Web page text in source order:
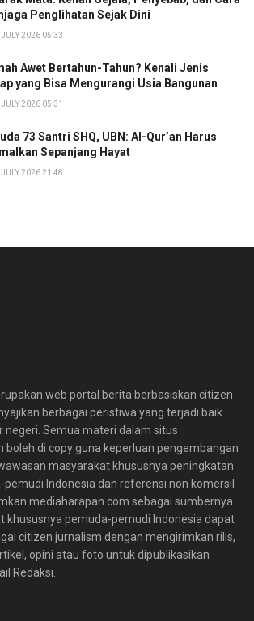
Penglihatan Sejak Dini
2026 05:33
Awet Bertahun-Tahun? Kenali Jenis
yang Bisa Mengurangi Usia Bangunan
2026 05:31
73 Santri SHQ, UBN: Al-Qur’an Harus
Sepanjang Hayat
JULY 2026 21:48
web portal berita berbasiskan citizen
berbagai peristiwa yang terjadi baik
negeri. Semua materi dalam situs
boleh di copy guna keperluan pengembangan
masyarakat khususnya peningkatan
Indonesia dan referensi non komersil
mediaharapan.com sebagai sumbernya.
khususnya pemuda-pemudi Indonesia dapat
citizen jurnalism dengan mengirimkan rilis,
opini atau foto untuk dipublikasikan
Redaksi.